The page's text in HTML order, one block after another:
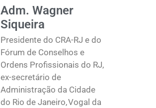
Adm. Wagner
Siqueira
Presidente do CRA-RJ e do
Fórum de Conselhos e
Ordens Profissionais do RJ,
ex-secretário de
Administração da Cidade
do Rio de Janeiro, Vogal da